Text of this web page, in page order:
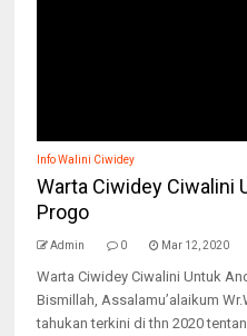
Info Walini Ciwidey
Warta Ciwidey Ciwalini
Progo
Admin 0 Mar 12, 2020
Warta Ciwidey Ciwalini Untuk
Bismillah, Assalamu’alaikum
tahukan terkini di thn 2020